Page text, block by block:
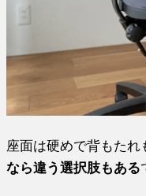
座面は硬めで背もたれ
なら違う選択肢もある